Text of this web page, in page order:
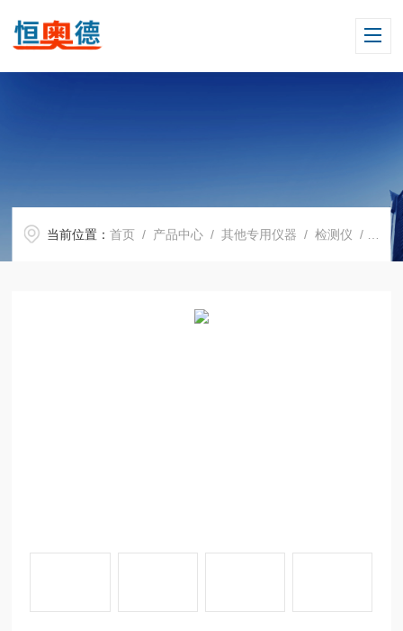
当前位置：首页 / 产品中心 /其他专用仪器 /检测仪 / H08030甲醛检测仪